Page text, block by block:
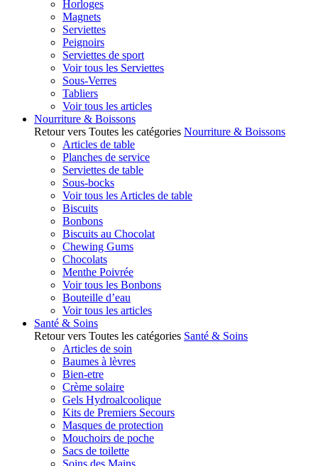
Horloges
Magnets
Serviettes
Peignoirs
Serviettes de sport
Voir tous les Serviettes
Sous-Verres
Tabliers
Voir tous les articles
Nourriture & Boissons
Retour vers Toutes les catégories Nourriture & Boissons
Articles de table
Planches de service
Serviettes de table
Sous-bocks
Voir tous les Articles de table
Biscuits
Bonbons
Biscuits au Chocolat
Chewing Gums
Chocolats
Menthe Poivrée
Voir tous les Bonbons
Bouteille d’eau
Voir tous les articles
Santé & Soins
Retour vers Toutes les catégories Santé & Soins
Articles de soin
Baumes à lèvres
Bien-etre
Crème solaire
Gels Hydroalcoolique
Kits de Premiers Secours
Masques de protection
Mouchoirs de poche
Sacs de toilette
Soins des Mains